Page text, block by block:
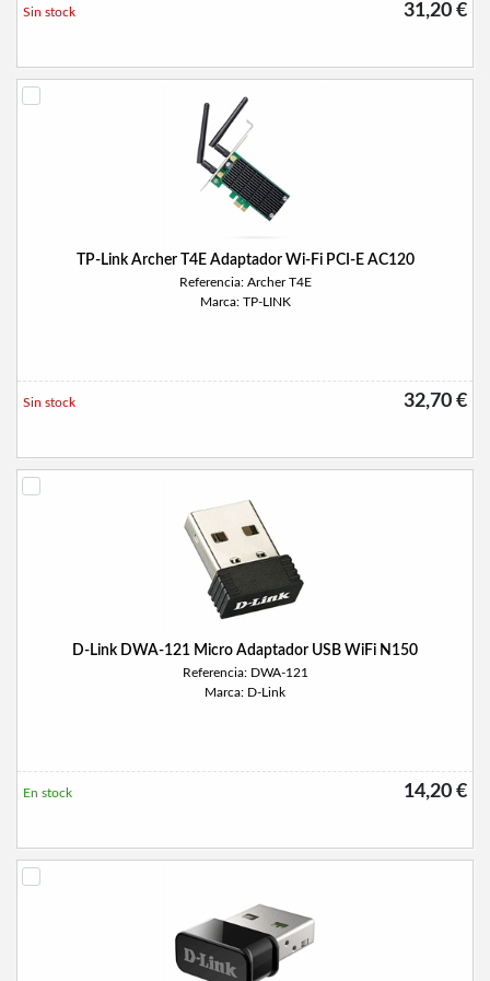
31,20 €
Sin stock
TP-Link Archer T4E Adaptador Wi-Fi PCI-E AC120
Referencia: Archer T4E
Marca: TP-LINK
32,70 €
Sin stock
D-Link DWA-121 Micro Adaptador USB WiFi N150
Referencia: DWA-121
Marca: D-Link
14,20 €
En stock